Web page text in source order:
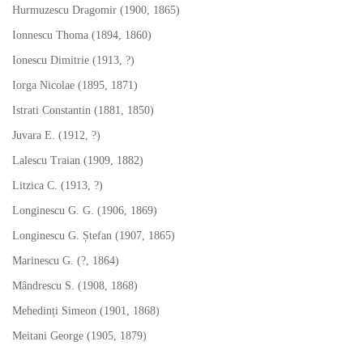
Hurmuzescu Dragomir (1900, 1865)
Ionnescu Thoma (1894, 1860)
Ionescu Dimitrie (1913, ?)
Iorga Nicolae (1895, 1871)
Istrati Constantin (1881, 1850)
Juvara E. (1912, ?)
Lalescu Traian (1909, 1882)
Litzica C. (1913, ?)
Longinescu G. G. (1906, 1869)
Longinescu G. Ștefan (1907, 1865)
Marinescu G. (?, 1864)
Mândrescu S. (1908, 1868)
Mehedinți Simeon (1901, 1868)
Meitani George (1905, 1879)